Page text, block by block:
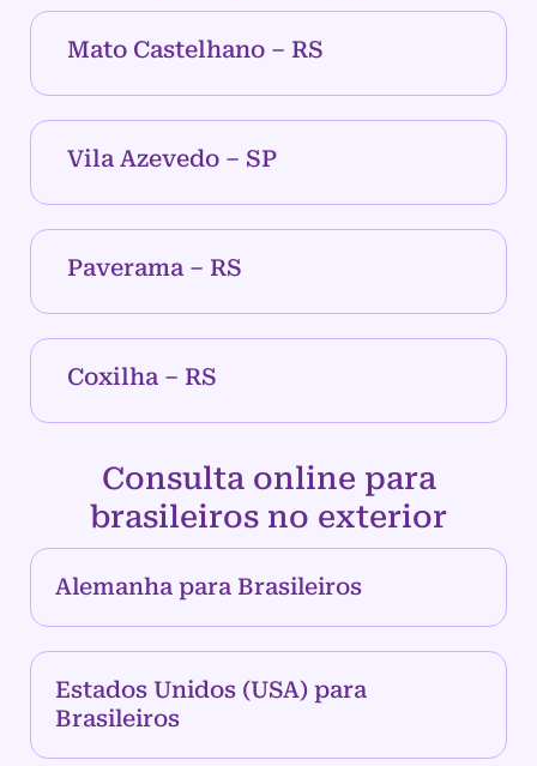
Mato Castelhano – RS
Vila Azevedo – SP
Paverama – RS
Coxilha – RS
Consulta online para
brasileiros no exterior
Alemanha para Brasileiros
Estados Unidos (USA) para
Brasileiros